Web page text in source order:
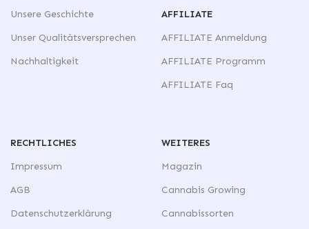
Unsere Geschichte
Unser Qualitätsversprechen
Nachhaltigkeit
AFFILIATE
AFFILIATE Anmeldung
AFFILIATE Programm
AFFILIATE Faq
RECHTLICHES
Impressum
AGB
Datenschutzerklärung
WEITERES
Magazin
Cannabis Growing
Cannabissorten